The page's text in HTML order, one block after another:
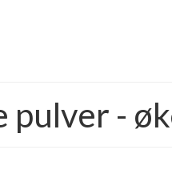
pulver -